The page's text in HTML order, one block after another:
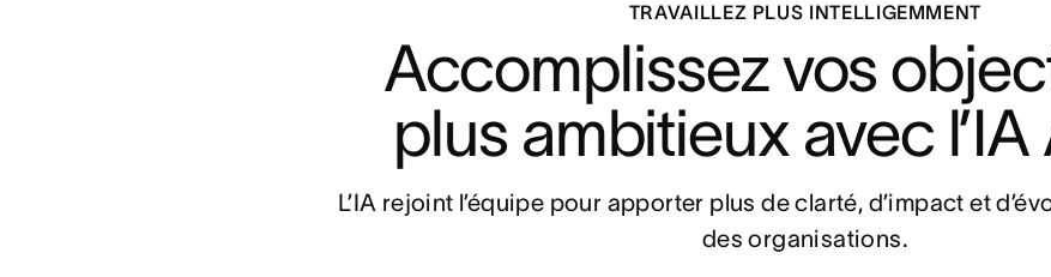
TRAVAILLEZ PLUS INTELLIGEMMENT
Accomplissez vos
plus ambitieux avec l’IA
L’IA rejoint l’équipe pour apporter plus de clarté, d’impact et
des organisations.